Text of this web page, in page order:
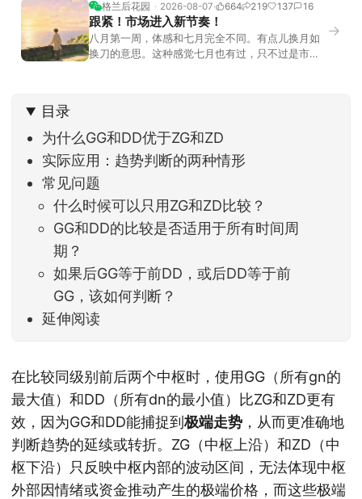
格兰后花园 2026-08-07 664 219 137 16
跟紧！市场进入新节奏！
八月第一周，体感和七月完全不同。有点儿换月如
换刀的意思。这种感觉七月也有过，只不过是市场
家感受到了春天般的暖风。指数涨了百点，交易额
回暖到2
→
目录
为什么GG和DD优于ZG和ZD
实际应用：趋势判断的两种情形
常见问题
什么时候可以只用ZG和ZD比较？
GG和DD的比较是否适用于所有时间周
期？
如果后GG等于前DD，或后DD等于前
GG，该如何判断？
延伸阅读
在比较同级别前后两个中枢时，使用GG（所有gn的
最大值）和DD（所有dn的最小值）比ZG和ZD更有
效，因为GG和DD能捕捉到极端走势 ，从而更准确地
判断趋势的延续或转折。ZG（中枢上沿）和ZD（中
枢下沿）只反映中枢内部的波动区间，无法体现中枢
外部因情绪或资金推动产生的极端价格，而这些极端